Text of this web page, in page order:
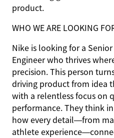
product.
WHO WE ARE LOOKING
Nike is looking for a
Engineer who thrives
precision. This person
driving product from idea
with a relentless focus on
performance. They think
how every detail—from
athlete